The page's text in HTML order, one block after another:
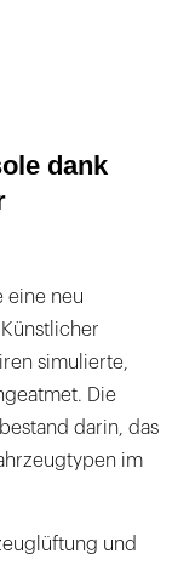
dank
eine neu
simulierte,
Die
darin, das
im
und